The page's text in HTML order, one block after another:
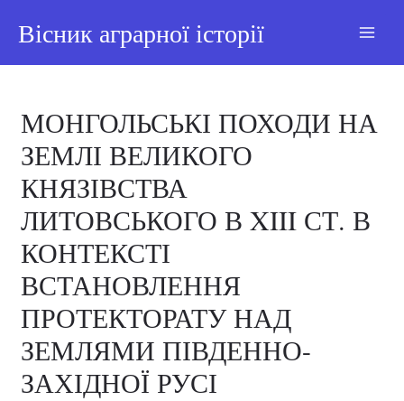
Вісник аграрної історії
МОНГОЛЬСЬКІ ПОХОДИ НА
ЗЕМЛІ ВЕЛИКОГО
КНЯЗІВСТВА
ЛИТОВСЬКОГО В XIII СТ. В
КОНТЕКСТІ
ВСТАНОВЛЕННЯ
ПРОТЕКТОРАТУ НАД
ЗЕМЛЯМИ ПІВДЕННО-
ЗАХІДНОЇ РУСІ